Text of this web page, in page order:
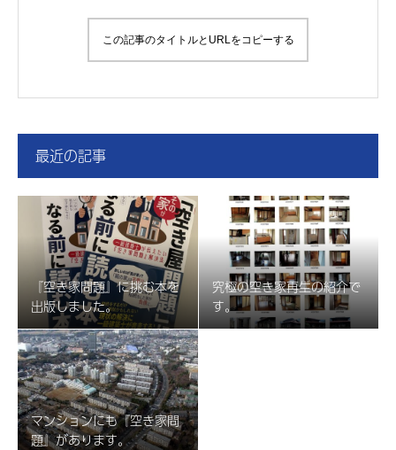
この記事のタイトルとURLをコピーする
最近の記事
『空き家問題』に挑む本を
出版しました。
究極の空き家再生の紹介で
す。
マンションにも『空き家問
題』があります。